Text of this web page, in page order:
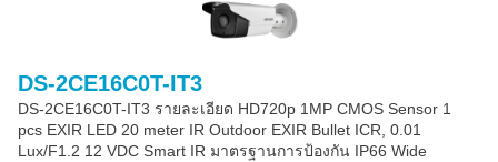
DS-2CE16C0T-IT3
DS-2CE16C0T-IT3 รายละเอียด HD720p 1MP CMOS Sensor 1
pcs EXIR LED 20 meter IR Outdoor EXIR Bullet ICR, 0.01
Lux/F1.2 12 VDC Smart IR มาตรฐานการป้องกัน IP66 Wide